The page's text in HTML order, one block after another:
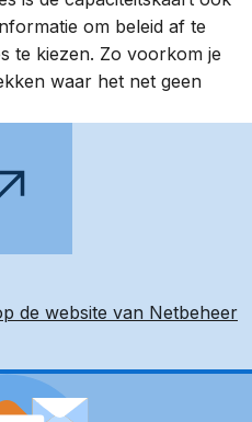
om beleid af te
te kiezen. Zo voorkom je
waar het net geen
de website van Netbeheer